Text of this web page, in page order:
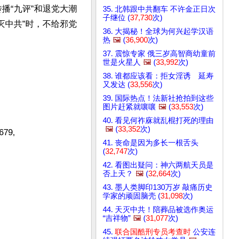
“九评”和退党大潮
中共”时，不给邪党
35. 北韩跟中共翻车 不许金正日次
子继位 (37,730次)
36. 大揭秘！全球为何兴起学汉语
热 🖼️ (36,900次)
37. 震惊专家 俄三岁高智商幼童前
世是火星人 🖼️ (33,992次)
38. 谁都应该看：拒女淫诱 延寿
又发达 (33,556次)
39. 国际热点！法新社抢拍到这些
图片赶紧就嚷嚷 🖼️ (33,553次)
40. 看见何祚庥就乱棍打死的理由
🖼️ (33,352次)
41. 丧命是因为多长一根舌头
(32,747次)
42. 看图出疑问：神六两航天员是
否上天？ 🖼️ (32,664次)
43. 墨人类脚印130万岁 敲痛历史
学家的顽固脑壳 (31,098次)
44. 天灭中共！陪葬品被选作奥运
“吉祥物” 🖼️ (31,077次)
45. 联合国酷刑专员考查时 公安连